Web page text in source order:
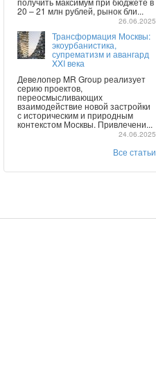
20 – 21 млн рублей, рынок бли...
26.06.2025
Трансформация Москвы:
экоурбанистика,
супрематизм и авангард
XXI века
Девелопер MR Group реализует
серию проектов,
переосмысливающих
взаимодействие новой застройки
с историческим и природным
контекстом Москвы. Привлечени...
24.06.2025
Все статьи